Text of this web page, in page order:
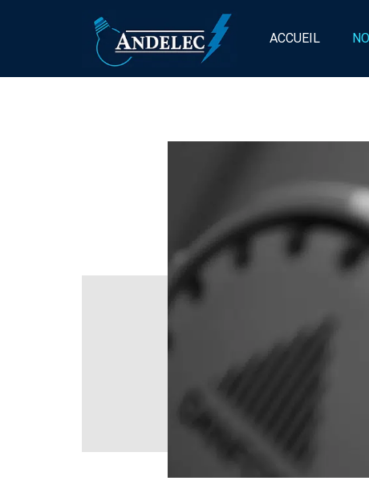
ACCUEIL